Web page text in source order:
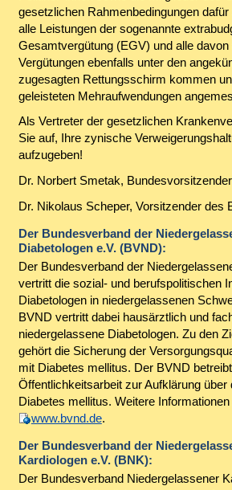
gesetzlichen Rahmenbedingungen
alle Leistungen der sogenannte
Gesamtvergütung (EGV) und alle davon
Vergütungen ebenfalls unter den
zugesagten Rettungsschirm kommen
geleisteten Mehraufwendungen
Als Vertreter der gesetzlichen
Sie auf, Ihre zynische
aufzugeben!
Dr. Norbert Smetak,
Dr. Nikolaus Scheper, Vorsitzender des
Der Bundesverband der
Diabetologen e.V. (BVND):
Der Bundesverband der
vertritt die sozial- und berufspolitischen
Diabetologen in niedergelassenen
BVND vertritt dabei hausärztlich und
niedergelassene Diabetologen. Zu den
gehört die Sicherung der
mit Diabetes mellitus. Der BVND
Öffentlichkeitsarbeit zur Aufklärung über
Diabetes mellitus. Weitere
www.bvnd.de.
Der Bundesverband der
Kardiologen e.V. (BNK):
Der Bundesverband Niedergelassener